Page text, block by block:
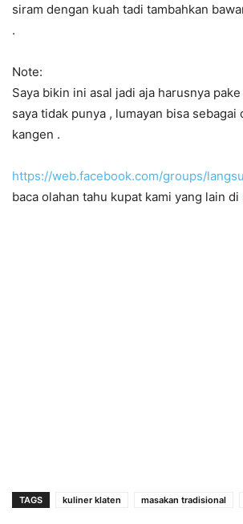
siram dengan kuah tadi tambahkan
.
Note:
Saya bikin ini asal jadi aja harusnya
saya tidak punya , lumayan bisa sebagai
kangen .
https://web.facebook.com/groups/
baca olahan tahu kupat kami yang lain di
TAGS kuliner klaten masakan tradisional